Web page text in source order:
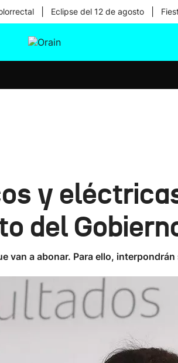
Eclipse del 12 de agosto
y
del
van a abonar. Para ello,